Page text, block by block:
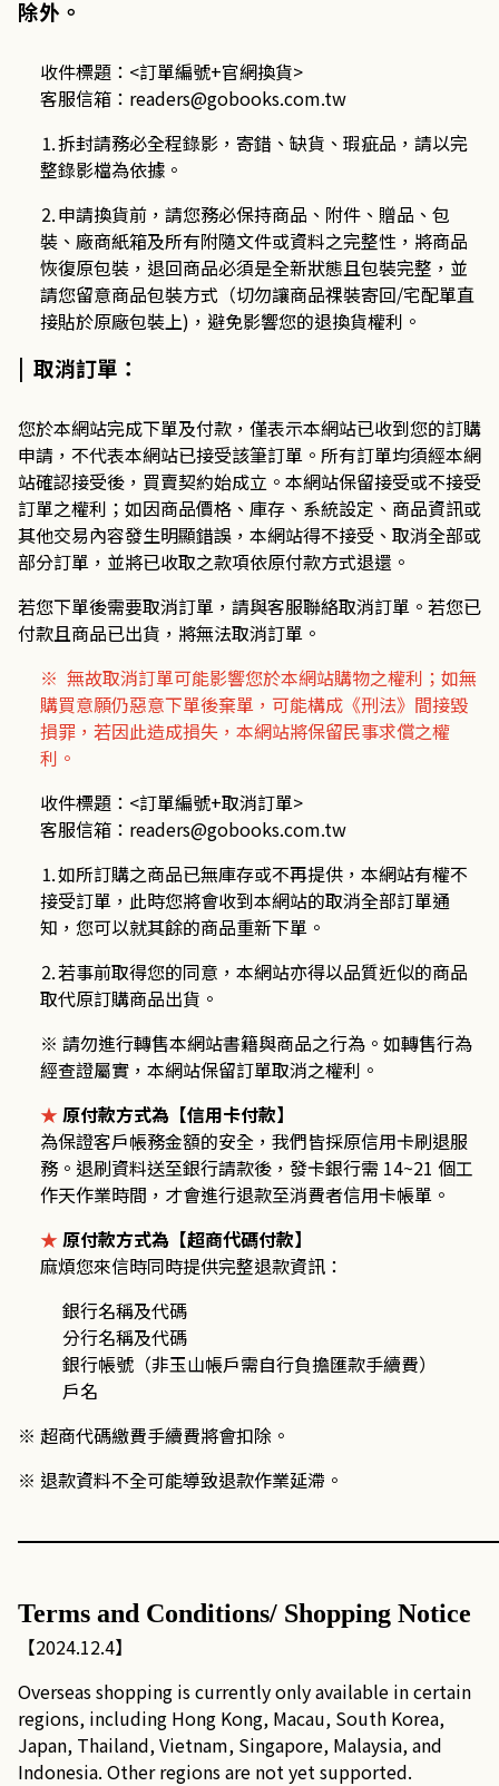
除外。
收件標題： <訂單編號+官網換貨>
客服信箱： readers@gobooks.com.tw
⒈拆封請務必全程錄影，寄錯、缺貨、瑕疵品，請以完
整錄影檔為依據。
⒉申請換貨前，請您務必保持商品、附件、贈品、包
裝、廠商紙箱及所有附隨文件或資料之完整性，將商品
恢復原包裝，退回商品必須是全新狀態且包裝完整，並
請您留意商品包裝方式（切勿讓商品祼裝寄回/宅配單直
接貼於原廠包裝上) ，避免影響您的退換貨權利。
| 取消訂單：
您於本網站完成下單及付款，僅表示本網站已收到您的訂購
申請，不代表本網站已接受該筆訂單。所有訂單均須經本網
站確認接受後，買賣契約始成立。本網站保留接受或不接受
訂單之權利；如因商品價格、庫存、系統設定、商品資訊或
其他交易內容發生明顯錯誤，本網站得不接受、取消全部或
部分訂單，並將已收取之款項依原付款方式退還。
若您下單後需要取消訂單，請與客服聯絡取消訂單。若您已
付款且商品已出貨，將無法取消訂單。
※ 無故取消訂單可能影響您於本網站購物之權利；如無
購買意願仍惡意下單後棄單，可能構成《刑法》間接毀
損罪，若因此造成損失，本網站將保留民事求償之權
利。
收件標題： <訂單編號+取消訂單>
客服信箱： readers@gobooks.com.tw
⒈如所訂購之商品已無庫存或不再提供，本網站有權不
接受訂單，此時您將會收到本網站的取消全部訂單通
知，您可以就其餘的商品重新下單。
⒉若事前取得您的同意，本網站亦得以品質近似的商品
取代原訂購商品出貨。
※ 請勿進行轉售本網站書籍與商品之行為。如轉售行為
經查證屬實，本網站保留訂單取消之權利。
★ 原付款方式為【信用卡付款】
為保證客戶帳務金額的安全，我們皆採原信用卡刷退服
務。退刷資料送至銀行請款後，發卡銀行需 14~21 個工
作天作業時間，才會進行退款至消費者信用卡帳單。
★ 原付款方式為【超商代碼付款】
麻煩您來信時同時提供完整退款資訊：
銀行名稱及代碼
分行名稱及代碼
銀行帳號（非玉山帳戶需自行負擔匯款手續費）
戶名
※ 超商代碼繳費手續費將會扣除。
※ 退款資料不全可能導致退款作業延滯。
Terms and Conditions/ Shopping Notice
【2024.12.4】
Overseas shopping is currently only available in certain
regions, including Hong Kong, Macau, South Korea,
Japan, Thailand, Vietnam, Singapore, Malaysia, and
Indonesia. Other regions are not yet supported.